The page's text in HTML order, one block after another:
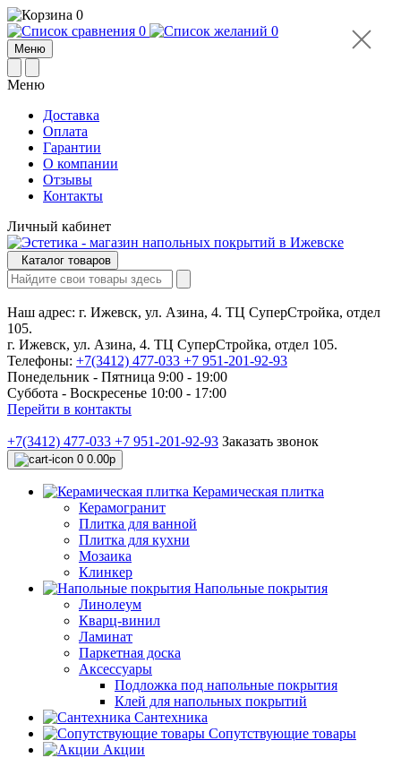
0
0
0
Меню
Меню
Доставка
Оплата
Гарантии
О компании
Отзывы
Контакты
Личный кабинет
Каталог товаров
Наш адрес: г. Ижевск, ул. Азина, 4. ТЦ СуперСтройка, отдел
105.
г. Ижевск, ул. Азина, 4. ТЦ СуперСтройка, отдел 105.
Телефоны: +7(3412) 477-033 +7 951-201-92-93
Понедельник - Пятница 9:00 - 19:00
Суббота - Воскресенье 10:00 - 17:00
Перейти в контакты
+7(3412) 477-033 +7 951-201-92-93 Заказать звонок
0 0.00р
Керамическая плитка
Керамогранит
Плитка для ванной
Плитка для кухни
Мозаика
Клинкер
Напольные покрытия
Линолеум
Кварц-винил
Ламинат
Паркетная доска
Аксессуары
Подложка под напольные покрытия
Клей для напольных покрытий
Сантехника
Сопутствующие товары
Акции